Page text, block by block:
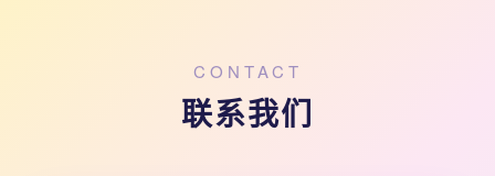
CONTACT
联系我们